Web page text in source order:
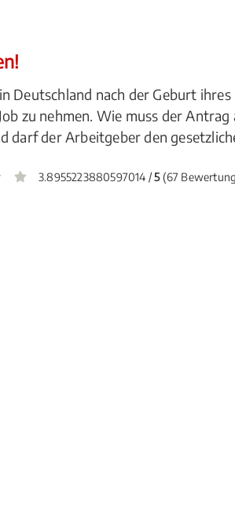
Deutschland nach der Geburt
zu nehmen. Wie muss der
darf der Arbeitgeber den
3.8955223880597014 /5(67